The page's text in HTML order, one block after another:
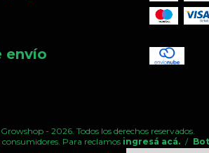
envío
- 2026. Todos los derechos reservados.
consumidores. Para reclamos ingresá acá. /